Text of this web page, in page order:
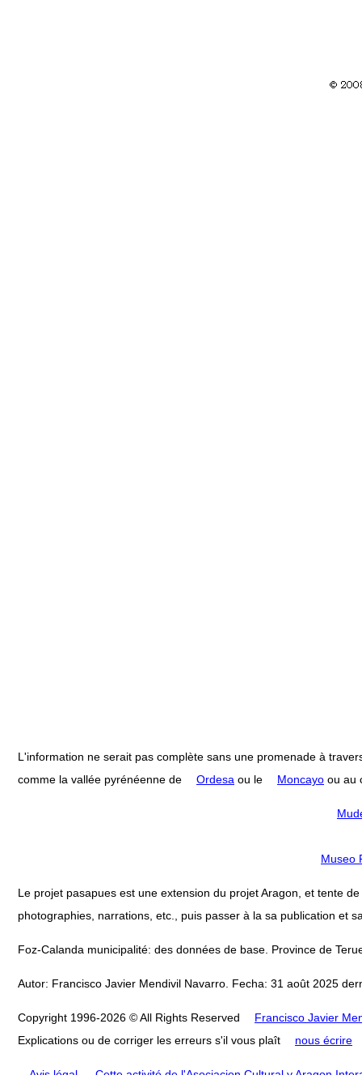
L'information ne serait pas complète sans une promenade à
comme la vallée pyrénéenne de
Ordesa ou le Moncayo ou au
Museo
Le projet pasapues est une extension du projet Aragon, et tente
photographies, narrations, etc., puis passer à la sa publication et
Foz-Calanda municipalité: des données de base. Province de
Autor: Francisco Javier Mendivil Navarro. Fecha: 31 août 2025
Copyright 1996-2026 © All Rights Reserved
Francisco Javier
Explications ou de corriger les erreurs s'il vous plaît
nous écrire